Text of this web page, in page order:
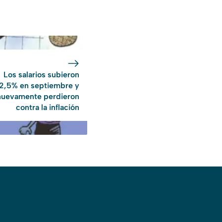
Los salarios subieron
en septiembre y
perdieron
contra la inflación